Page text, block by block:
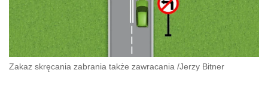
Zakaz skręcania zabrania także zawracania /Jerzy Bitner